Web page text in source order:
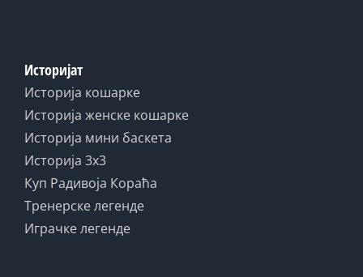
Историјат
Историја кошарке
Историја женске кошарке
Историја мини баскета
Историја 3x3
Куп Радивоја Кораћа
Тренерске легенде
Играчке легенде